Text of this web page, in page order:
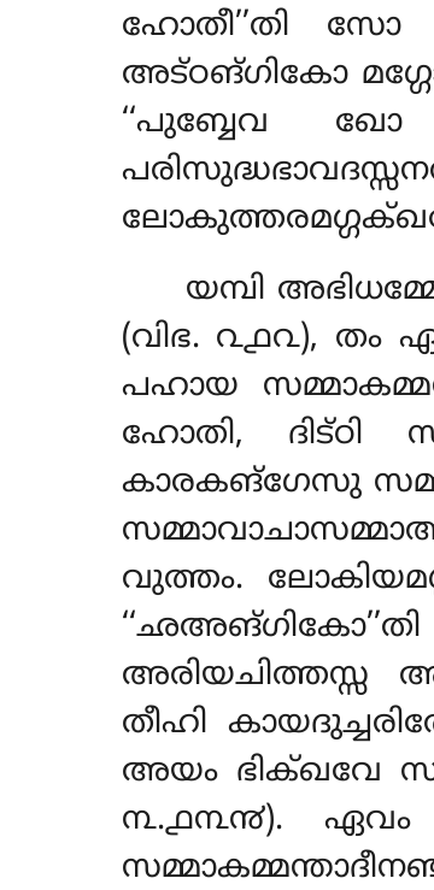
ഹോതീ’’തി
അട്ഠങ്ഗികോ മഗ്ഗോ
‘‘പുബ്ബേവ ഖോ
യമ്പി
(വിഭ. ൨൧൨), തം
പഹായ
ഹോതി, ദിട്ഠി
കാരകങ്ഗേസു
വുത്തം.
അരിയചിത്തസ്സ
തീഹി
അയം ഭിക്ഖവേ
൩.൧൩൯).